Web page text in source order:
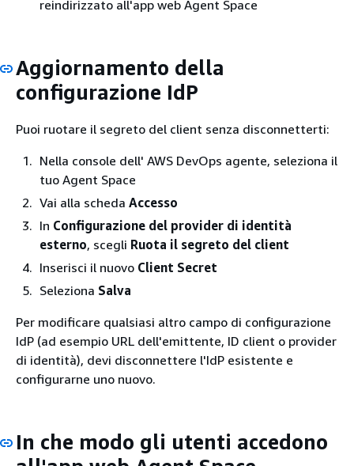
reindirizzato all'app web Agent Space
Aggiornamento della
configurazione IdP
Puoi ruotare il segreto del client senza disconnetterti:
Nella console dell' AWS DevOps agente, seleziona il
tuo Agent Space
Vai alla scheda Accesso
In Configurazione del provider di identità
esterno, scegli Ruota il segreto del client
Inserisci il nuovo Client Secret
Seleziona Salva
Per modificare qualsiasi altro campo di configurazione
IdP (ad esempio URL dell'emittente, ID client o provider
di identità), devi disconnettere l'IdP esistente e
configurarne uno nuovo.
In che modo gli utenti accedono